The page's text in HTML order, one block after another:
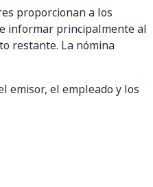
proporcionan a los
informar principalmente al
restante. La nómina
emisor, el empleado y los